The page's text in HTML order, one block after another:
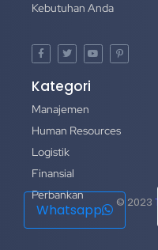
Kebutuhan Anda
Kategori
Manajemen
Human Resources
Logistik
Finansial
Perbankan
© 2023
Whatsapp